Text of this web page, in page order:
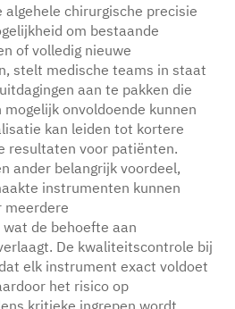
chirurgische precisie
om bestaande
of volledig nieuwe
stelt medische teams in staat
aan te pakken die
onvoldoende kunnen
kan leiden tot kortere
resultaten voor patiënten.
ander belangrijk voordeel,
instrumenten kunnen
meerdere
de behoefte aan
De kwaliteitscontrole bij
elk instrument exact voldoet
het risico op